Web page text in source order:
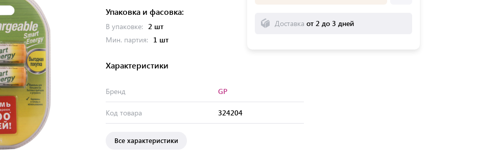
Упаковка и фасовка:
В упаковке:
2 шт
Мин. партия:
1 шт
Доставка от 2 до 3 дней
Характеристики
Бренд GP
Код товара 324204
Все характеристики